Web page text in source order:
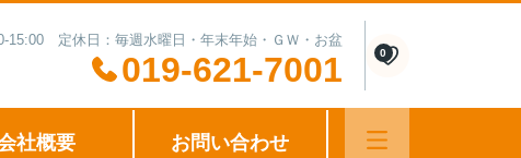
定休日：毎週水曜日・年末年始・ＧＷ・お盆
019-621-7001 0
社概要 お問い合わせ